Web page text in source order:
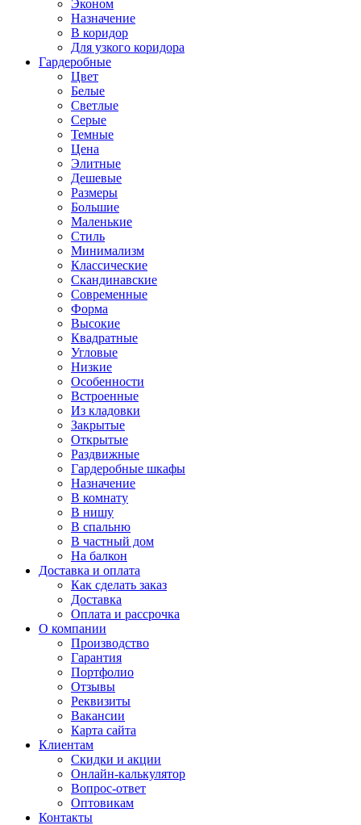
Эконом
Назначение
В коридор
Для узкого коридора
Гардеробные
Цвет
Белые
Светлые
Серые
Темные
Цена
Элитные
Дешевые
Размеры
Большие
Маленькие
Стиль
Минимализм
Классические
Скандинавские
Современные
Форма
Высокие
Квадратные
Угловые
Низкие
Особенности
Встроенные
Из кладовки
Закрытые
Открытые
Раздвижные
Гардеробные шкафы
Назначение
В комнату
В нишу
В спальню
В частный дом
На балкон
Доставка и оплата
Как сделать заказ
Доставка
Оплата и рассрочка
О компании
Производство
Гарантия
Портфолио
Отзывы
Реквизиты
Вакансии
Карта сайта
Клиентам
Скидки и акции
Онлайн-калькулятор
Вопрос-ответ
Оптовикам
Контакты